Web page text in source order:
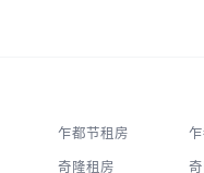
乍都节租房
奇隆租房